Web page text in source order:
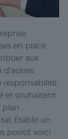
en place
aux
responsabilité
et souhaitent
plan
Établir un
positif, voici